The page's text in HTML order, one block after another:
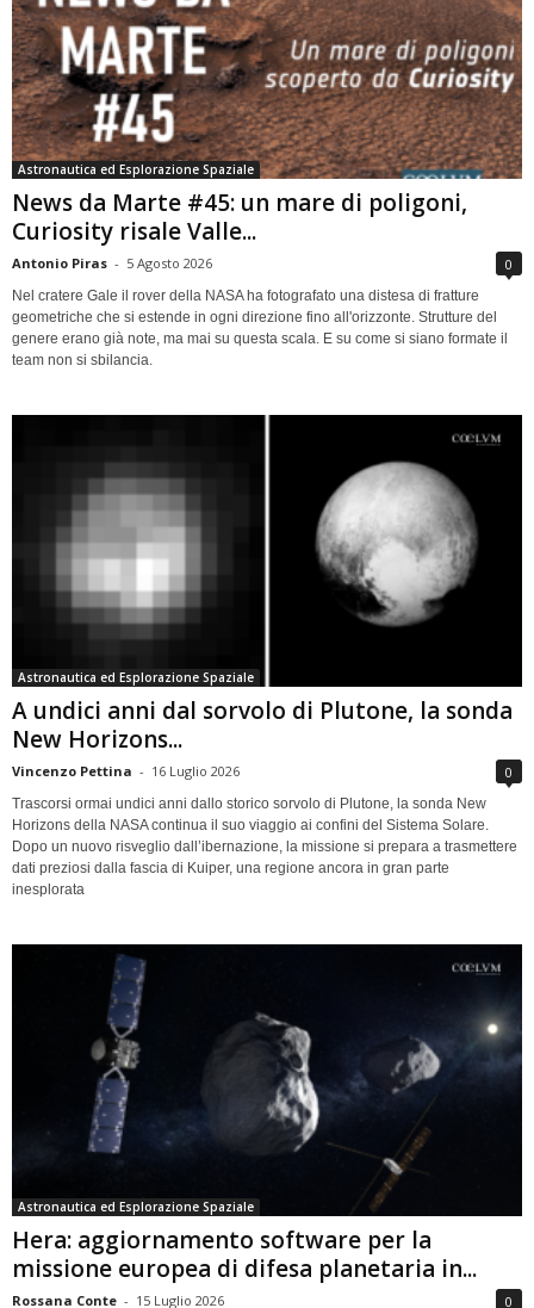
Astronautica ed Esplorazione Spaziale
News da Marte #45: un mare di poligoni,
Curiosity risale Valle...
Antonio Piras - 5 Agosto 2026 0
Nel cratere Gale il rover della NASA ha fotografato una distesa di fratture
geometriche che si estende in ogni direzione fino all'orizzonte. Strutture del
genere erano già note, ma mai su questa scala. E su come si siano formate il
team non si sbilancia.
Astronautica ed Esplorazione Spaziale
A undici anni dal sorvolo di Plutone, la sonda
New Horizons...
Vincenzo Pettina - 16 Luglio 2026 0
Trascorsi ormai undici anni dallo storico sorvolo di Plutone, la sonda New
Horizons della NASA continua il suo viaggio ai confini del Sistema Solare.
Dopo un nuovo risveglio dall’ibernazione, la missione si prepara a trasmettere
dati preziosi dalla fascia di Kuiper, una regione ancora in gran parte
inesplorata
Astronautica ed Esplorazione Spaziale
Hera: aggiornamento software per la
missione europea di difesa planetaria in...
Rossana Conte - 15 Luglio 2026 0